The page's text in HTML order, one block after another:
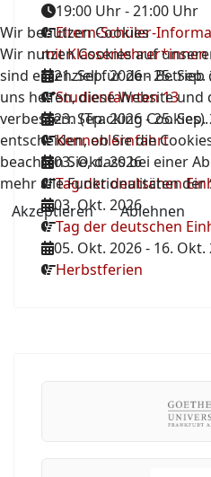
19:00 Uhr-21:00 Uhr
Eltern-Schüler-
mit Klassenlehrer*innen
21. Sep. 2026-25. Sep.
Studienfahrten 13
23. Sep. 2026-25. Sep.
Kennenlernfahrt
03. Okt. 2026
Tag der deutschen
03. Okt. 2026
Tag der deutschen
05. Okt. 2026- 16. Okt.
Herbstferien
Wir benutzen Cookies
Wir nutzen Cookies auf
sind essenziell für den
uns helfen, diese Website
verbessern (Tracking
entscheiden, ob Sie die
beachten Sie, dass bei einer
mehr alle Funktionalitäten
Akzeptieren
Ablehnen